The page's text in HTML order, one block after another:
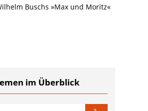
Buschs »Max und Moritz«
im Überblick